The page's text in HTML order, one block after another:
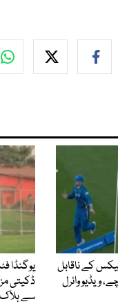
کے ناقابل
ویڈیو وائرل
یوگنڈا
ڈکیتی
سے ہلاک